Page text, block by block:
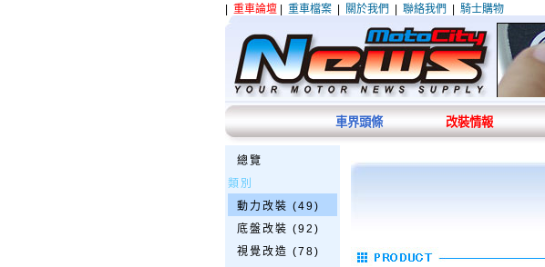
重車論壇 重車檔案 關於我們 聯絡我們 騎士購物
車界頭條 改裝情報
總覽
類別
動力改裝 (49)
底盤改裝 (92)
視覺改造 (78)